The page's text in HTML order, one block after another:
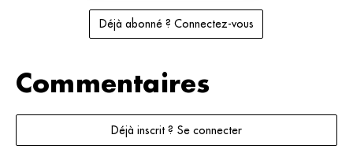
Déjà abonné ? Connectez-vous
Commentaires
Déjà inscrit ? Se connecter